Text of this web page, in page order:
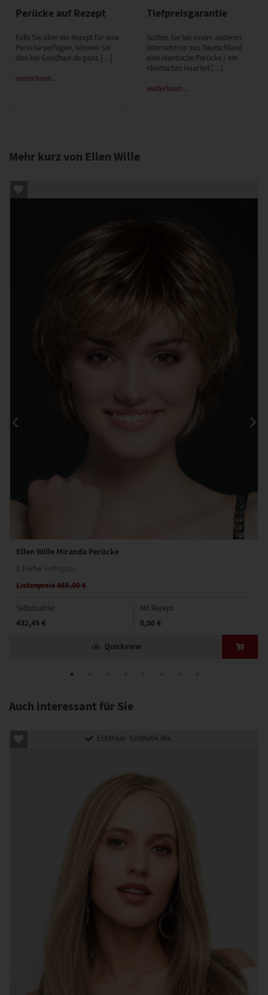
Perücke auf Rezept
Falls Sie über ein Rezept für eine
Perücke verfügen, können Sie
dies bei Goodhair.de ganz […]
weiterlesen...
Tiefpreisgarantie
Sollten Sie bei einem anderen
Internetshop aus Deutschland
eine identische Perücke / ein
identisches Haarteil […]
weiterlesen...
Mehr kurz von Ellen Wille
Ellen Wille Miranda Perücke
Listenpreis 465,00 €
Selbstzahler
432,45 €
Mit Rezept
0,00 €
Quickview
Auch interessant für Sie
Echthaar Synthetik Mix